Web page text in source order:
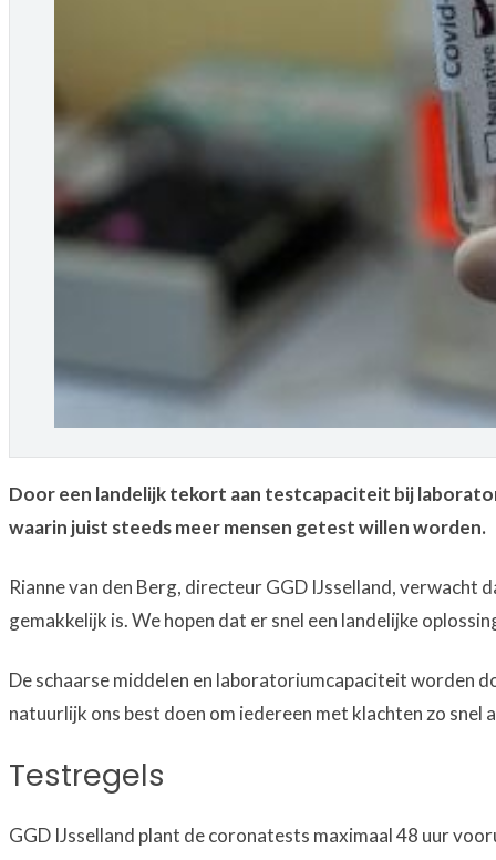
Door een landelijk tekort aan testcapaciteit bij
waarin juist steeds meer mensen getest willen worden.
Rianne van den Berg, directeur GGD IJsselland,
gemakkelijk is. We hopen dat er snel een landelijke
De schaarse middelen en laboratoriumcapaciteit worden
natuurlijk ons best doen om iedereen met klachten zo snel
Testregels
GGD IJsselland plant de coronatests maximaal 48 uur